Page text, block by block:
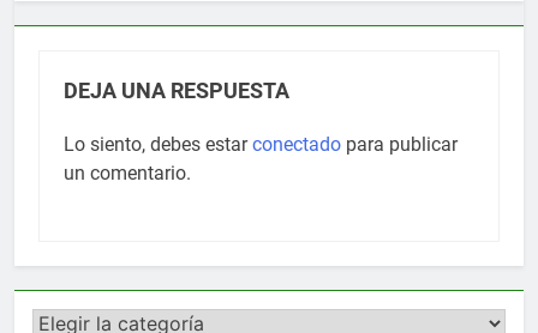
DEJA UNA RESPUESTA
Lo siento, debes estarconectado para publicar
un comentario.
Categorías